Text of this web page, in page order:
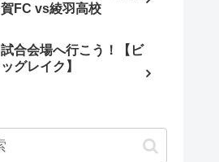
賀FC vs綾羽高校
試合会場へ行こう！【ビ
ッグレイク】